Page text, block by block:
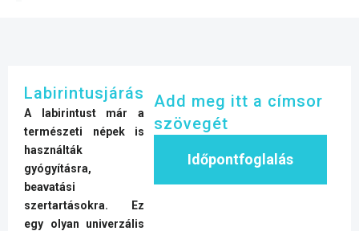
Labirintusjárás
A labirintust már a
természeti népek is
használták
gyógyításra,
beavatási
szertartásokra. Ez
egy olyan univerzális
Add meg itt a címsor
szövegét
Időpontfoglalás